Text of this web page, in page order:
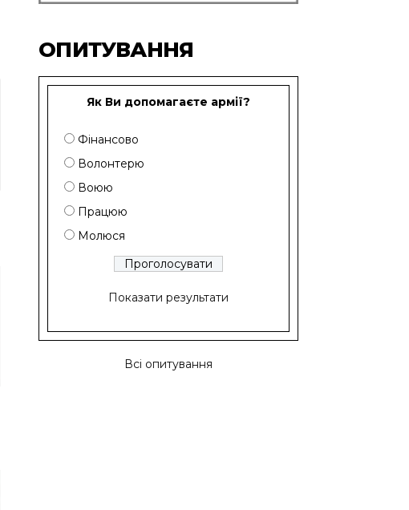
ОПИТУВАННЯ
Як Ви допомагаєте армії?
Фінансово
Волонтерю
Воюю
Працюю
Молюся
Показати результати
Всі опитування